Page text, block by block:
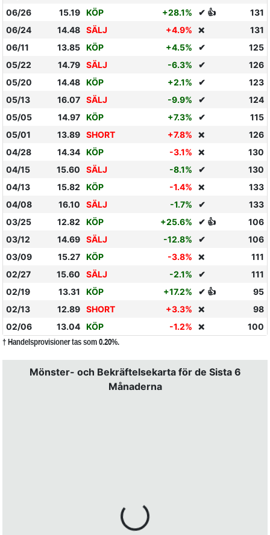
06/26
15.19 KÖP +28.1% ✔ 👍
131
06/24
14.48 SÄLJ +4.9% ❌
131
06/11
13.85 KÖP +4.5% ✔
125
05/22
14.79 SÄLJ -6.3% ✔
126
05/20
14.48 KÖP +2.1% ✔
123
05/13
16.07 SÄLJ -9.9% ✔
124
05/05
14.97 KÖP +7.3% ✔
115
05/01
13.89 SHORT +7.8% ❌
126
04/28
14.34 KÖP -3.1% ❌
130
04/15
15.60 SÄLJ -8.1% ✔
130
04/13
15.82 KÖP -1.4% ❌
133
04/08
16.10 SÄLJ -1.7% ✔
133
03/25
12.82 KÖP +25.6% ✔ 👍
106
03/12
14.69 SÄLJ -12.8% ✔
106
03/09
15.27 KÖP -3.8% ❌
111
02/27
15.60 SÄLJ -2.1% ✔
111
02/19
13.31 KÖP +17.2% ✔ 👍
95
02/13
12.89 SHORT +3.3% ❌
98
02/06
13.04 KÖP -1.2% ❌ 100
† Handelsprovisioner tas som 0.20%.
Mönster- och Bekräftelsekarta för de Sista 6
Månaderna